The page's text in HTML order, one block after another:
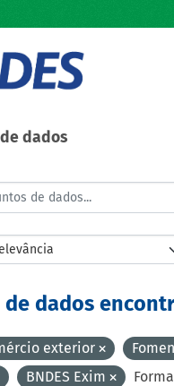
dados
dados
exterior
BNDES Exim